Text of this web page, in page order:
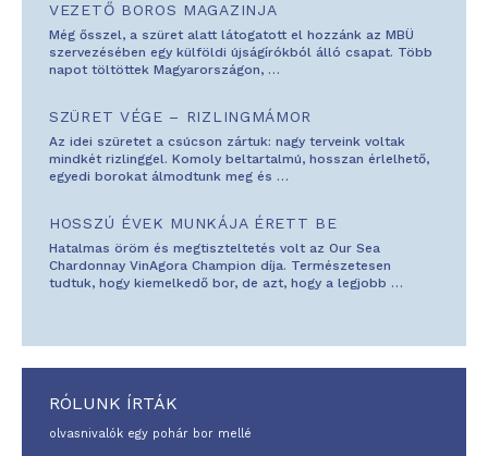
VEZETŐ BOROS MAGAZINJA
Még ősszel, a szüret alatt látogatott el hozzánk az MBÜ
szervezésében egy külföldi újságírókból álló csapat. Több
napot töltöttek Magyarországon, …
SZÜRET VÉGE – RIZLINGMÁMOR
Az idei szüretet a csúcson zártuk: nagy terveink voltak
mindkét rizlinggel. Komoly beltartalmú, hosszan érlelhető,
egyedi borokat álmodtunk meg és …
HOSSZÚ ÉVEK MUNKÁJA ÉRETT BE
Hatalmas öröm és megtiszteltetés volt az Our Sea
Chardonnay VinAgora Champion díja. Természetesen
tudtuk, hogy kiemelkedő bor, de azt, hogy a legjobb …
RÓLUNK ÍRTÁK
olvasnivalók egy pohár bor mellé